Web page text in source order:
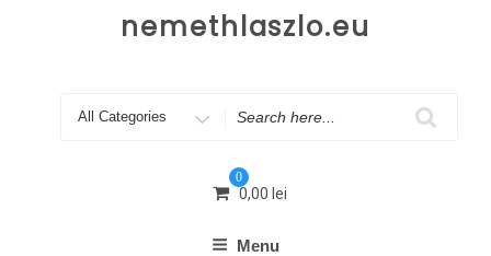
nemethlaszlo.eu
Search
0
0,00 lei
Menu